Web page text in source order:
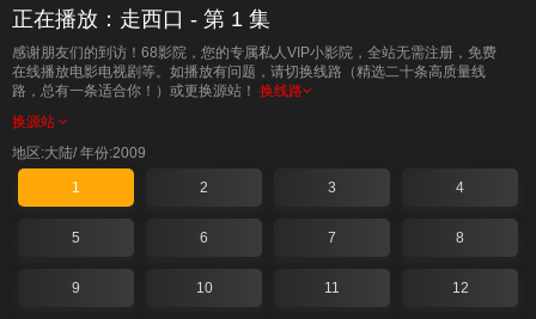
正在播放：走西口 - 第 1 集
感谢朋友们的到访！68影院，您的专属私人VIP小影院，全站无需注册，免费
在线播放电影电视剧等。如播放有问题，请切换线路（精选二十条高质量线
路，总有一条适合你！）或更换源站！ 换线路
换源站
地区:大陆/ 年份:2009
1 2 3 4
5 6 7 8
9 10 11 12